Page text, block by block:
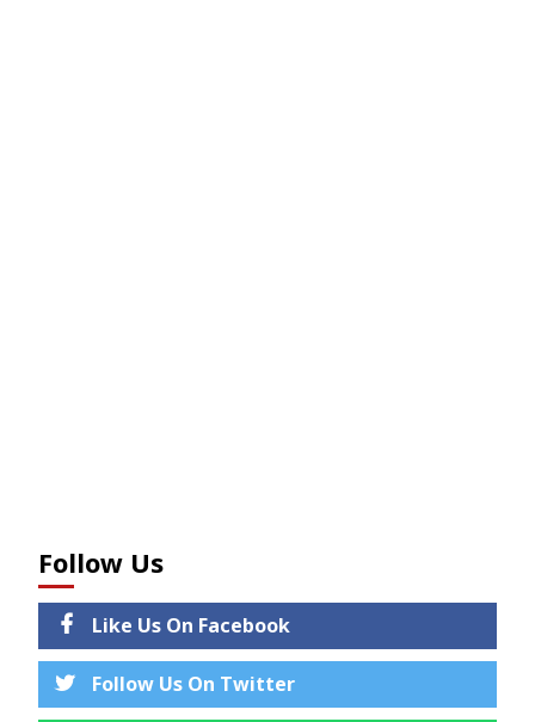
Follow Us
Like Us On Facebook
Follow Us On Twitter